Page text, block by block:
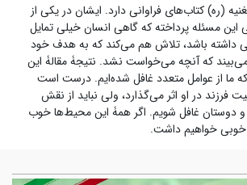
(ره) کتاب‌های فراوانی دارد. ایشان در یکی از
این مسئله پرداخته که گاهی انسان خیلی تمایل
داشته باشد، تلاش هم می‌کند که به هدف خود
که آنچه می‌خواست نشد. نتیجۀ‌ مقالۀ‌ این
ما از عوامل متعدد غافل شده‌ایم. درست است
فرزند در او اثر می‌گذارد، ولی نباید از نقش
و دوستان غافل شویم. اگر همۀ‌ این محیط‌ها خوب
خوبی خواهیم داشت.